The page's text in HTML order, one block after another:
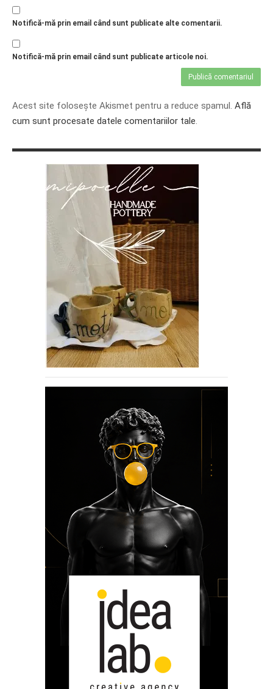
Notifică-mă prin email când sunt publicate alte comentarii.
Notifică-mă prin email când sunt publicate articole noi.
Acest site folosește Akismet pentru a reduce spamul. Află
cum sunt procesate datele comentariilor tale.